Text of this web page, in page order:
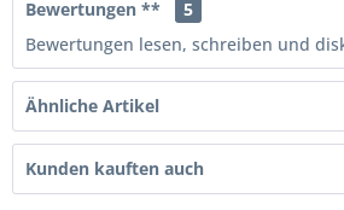
Bewertungen **
5
Bewertungen lesen, schreiben und
Ähnliche Artikel
Kunden kauften auch